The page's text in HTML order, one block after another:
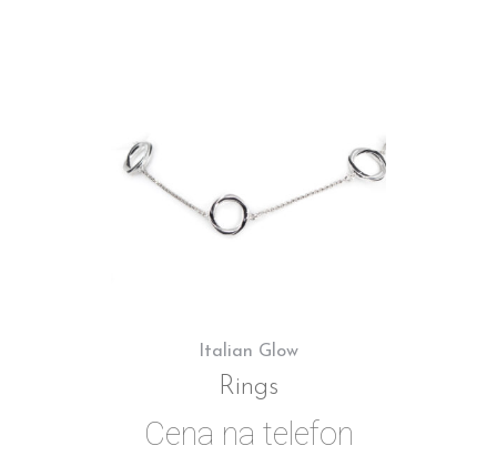
Italian Glow
Rings
Cena na telefon